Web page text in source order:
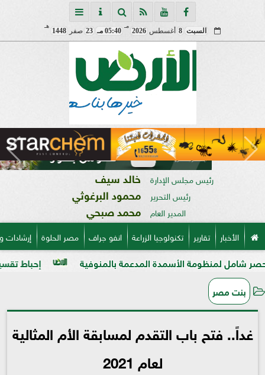
السبت 8 أغسطس 2026
مـ
05:40 مـ 23 صفر 1448
هـ
رئيس مجلس الإدارة خالد سيف
رئيس التحرير محمود البرغوثي
المدير العام محمد صبحي
الأخبار تقارير تكنولوجيا الزراعة انفو جراف مصر الحلوة
إحباط تقسيم قطعة أرض على مساحة 2000 متر الأسمدة المدعمة بالمنوفية
بنت مصر
غداً.. فتح باب التقدم لمسابقة الأم المثالية
لعام 2021